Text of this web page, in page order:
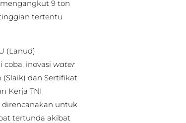
9 ton
tertentu
(Lanud)
coba, inovasi water
dan Sertifikat
Kerja TNI
direncanakan untuk
tertunda akibat